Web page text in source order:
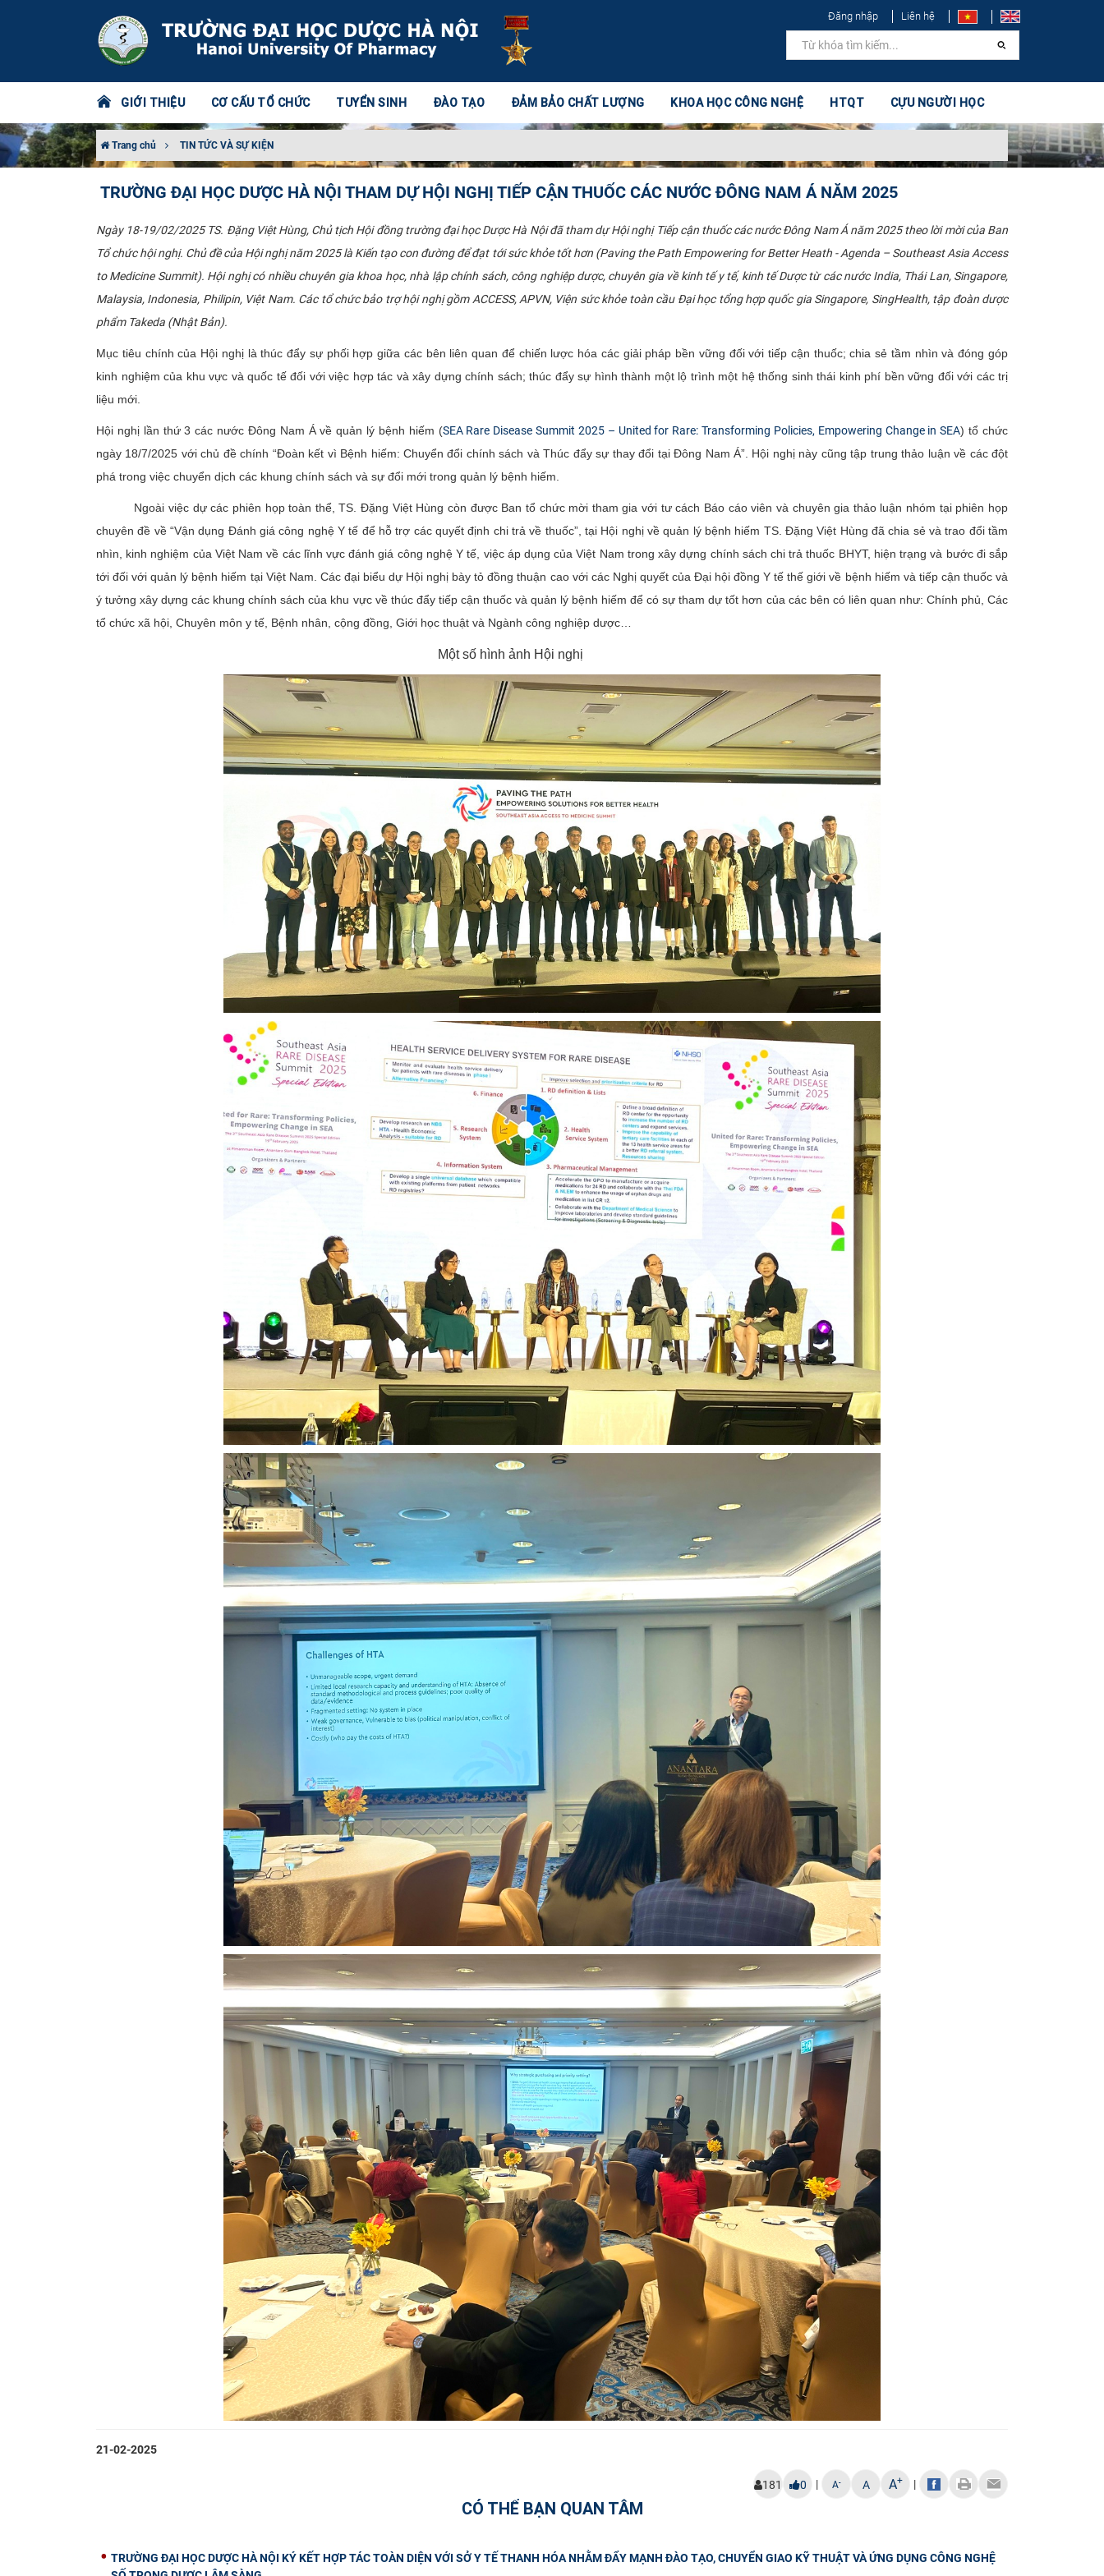
Đăng nhập Liên hệ
GIỚI THIỆU CƠ CẤU TỔ CHỨC TUYỂN SINH ĐÀO TẠO ĐẢM BẢO CHẤT LƯỢNG KHOA HỌC CÔNG NGHỆ HTQT CỰU NGƯỜI HỌC
Trang chủ TIN TỨC VÀ SỰ KIỆN
TRƯỜNG ĐẠI HỌC DƯỢC HÀ NỘI THAM DỰ HỘI NGHỊ TIẾP CẬN THUỐC CÁC NƯỚC ĐÔNG NAM Á NĂM 2025
Ngày 18-19/02/2025 TS. Đặng Việt Hùng, Chủ tịch Hội đồng trường đại học Dược Hà Nội đã tham dự Hội nghị Tiếp cận thuốc các nước Đông Nam Á năm 2025 theo lời mời của Ban
Tổ chức hội nghị. Chủ đề của Hội nghị năm 2025 là Kiến tạo con đường để đạt tới sức khỏe tốt hơn (Paving the Path Empowering for Better Heath - Agenda – Southeast Asia Access
to Medicine Summit). Hội nghị có nhiều chuyên gia khoa học, nhà lập chính sách, công nghiệp dược, chuyên gia về kinh tế y tế, kinh tế Dược từ các nước India, Thái Lan, Singapore,
Malaysia, Indonesia, Philipin, Việt Nam. Các tổ chức bảo trợ hội nghị gồm ACCESS, APVN, Viện sức khỏe toàn cầu Đại học tổng hợp quốc gia Singapore, SingHealth, tập đoàn dược
phẩm Takeda (Nhật Bản).
Mục tiêu chính của Hội nghị là thúc đẩy sự phối hợp giữa các bên liên quan để chiến lược hóa các giải pháp bền vững đối với tiếp cận thuốc; chia sẻ tầm nhìn và đóng góp
kinh nghiệm của khu vực và quốc tế đối với việc hợp tác và xây dựng chính sách; thúc đẩy sự hình thành một lộ trình một hệ thống sinh thái kinh phí bền vững đối với các trị
liệu mới.
Hội nghị lần thứ 3 các nước Đông Nam Á về quản lý bệnh hiếm (SEA Rare Disease Summit 2025 – United for Rare: Transforming Policies, Empowering Change in SEA) tổ chức
ngày 18/7/2025 với chủ đề chính “Đoàn kết vì Bệnh hiếm: Chuyển đổi chính sách và Thúc đẩy sự thay đổi tại Đông Nam Á”. Hội nghị này cũng tập trung thảo luận về các đột
phá trong việc chuyển dịch các khung chính sách và sự đổi mới trong quản lý bệnh hiếm.
Ngoài việc dự các phiên họp toàn thể, TS. Đặng Việt Hùng còn được Ban tổ chức mời tham gia với tư cách Báo cáo viên và chuyên gia thảo luận nhóm tại phiên họp
chuyên đề về “Vận dụng Đánh giá công nghệ Y tế để hỗ trợ các quyết định chi trả về thuốc”, tại Hội nghị về quản lý bệnh hiếm TS. Đặng Việt Hùng đã chia sẻ và trao đổi tầm
nhìn, kinh nghiệm của Việt Nam về các lĩnh vực đánh giá công nghệ Y tế, việc áp dụng của Việt Nam trong xây dựng chính sách chi trả thuốc BHYT, hiện trạng và bước đi sắp
tới đối với quản lý bệnh hiếm tại Việt Nam. Các đại biểu dự Hội nghị bày tỏ đồng thuận cao với các Nghị quyết của Đại hội đồng Y tế thế giới về bệnh hiếm và tiếp cận thuốc và
ý tưởng xây dựng các khung chính sách của khu vực về thúc đẩy tiếp cận thuốc và quản lý bệnh hiếm để có sự tham dự tốt hơn của các bên có liên quan như: Chính phủ, Các
tổ chức xã hội, Chuyên môn y tế, Bệnh nhân, cộng đồng, Giới học thuật và Ngành công nghiệp dược…
Một số hình ảnh Hội nghị
21-02-2025
181 0 | A- A A+ |
CÓ THỂ BẠN QUAN TÂM
TRƯỜNG ĐẠI HỌC DƯỢC HÀ NỘI KÝ KẾT HỢP TÁC TOÀN DIỆN VỚI SỞ Y TẾ THANH HÓA NHẰM ĐẨY MẠNH ĐÀO TẠO, CHUYỂN GIAO KỸ THUẬT VÀ ỨNG DỤNG CÔNG NGHỆ